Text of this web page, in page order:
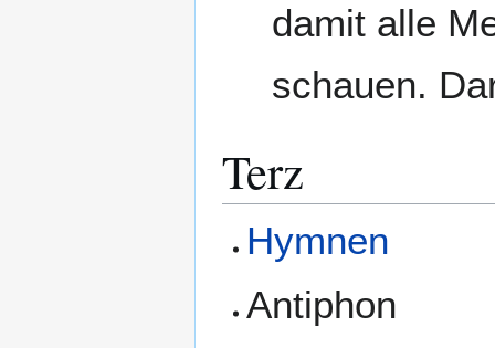
damit alle
schauen.
Terz
Hymnen
Antiphon